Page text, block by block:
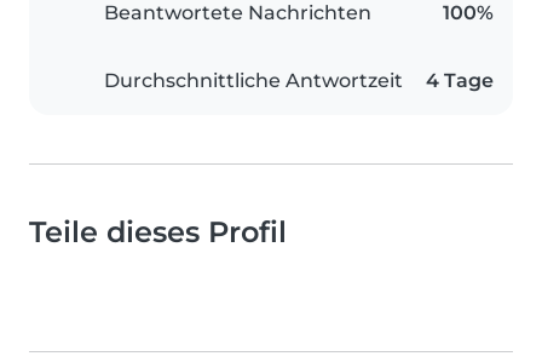
Beantwortete Nachrichten 100%
Durchschnittliche Antwortzeit 4 Tage
Teile dieses Profil